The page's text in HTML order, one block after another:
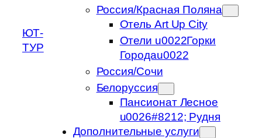
ЮТ-
ТУР
Россия/Красная Поляна
Отель Art Up City
Отели u0022Горки
Городаu0022
Россия/Сочи
Белоруссия
Пансионат Лесное
u0026#8212; Рудня
Дополнительные услуги